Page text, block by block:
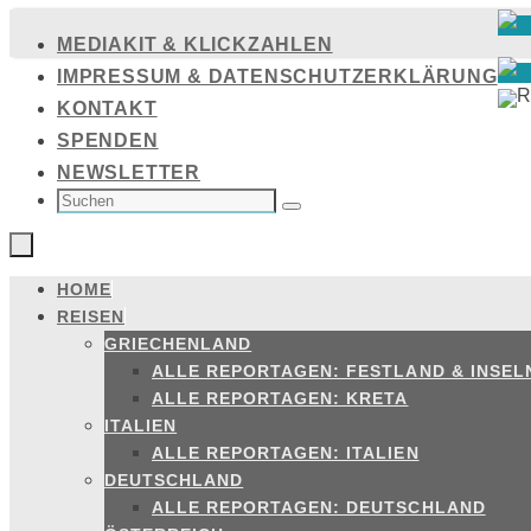
Inhalt
springen
MEDIAKIT & KLICKZAHLEN
IMPRESSUM & DATENSCHUTZERKLÄRUNG
KONTAKT
SPENDEN
NEWSLETTER
SUCHEN
NACH: Suchen
Zum
Inhalt
springen
HOME
REISEN
GRIECHENLAND
ALLE REPORTAGEN: FESTLAND &
ALLE REPORTAGEN: KRETA
ITALIEN
ALLE REPORTAGEN: ITALIEN
DEUTSCHLAND
ALLE REPORTAGEN: DEUTSCHLAND